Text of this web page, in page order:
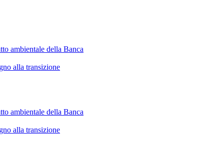
ambientale della Banca
alla transizione
ambientale della Banca
alla transizione